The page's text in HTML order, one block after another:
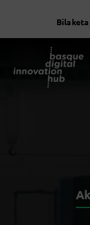
Bilaketa